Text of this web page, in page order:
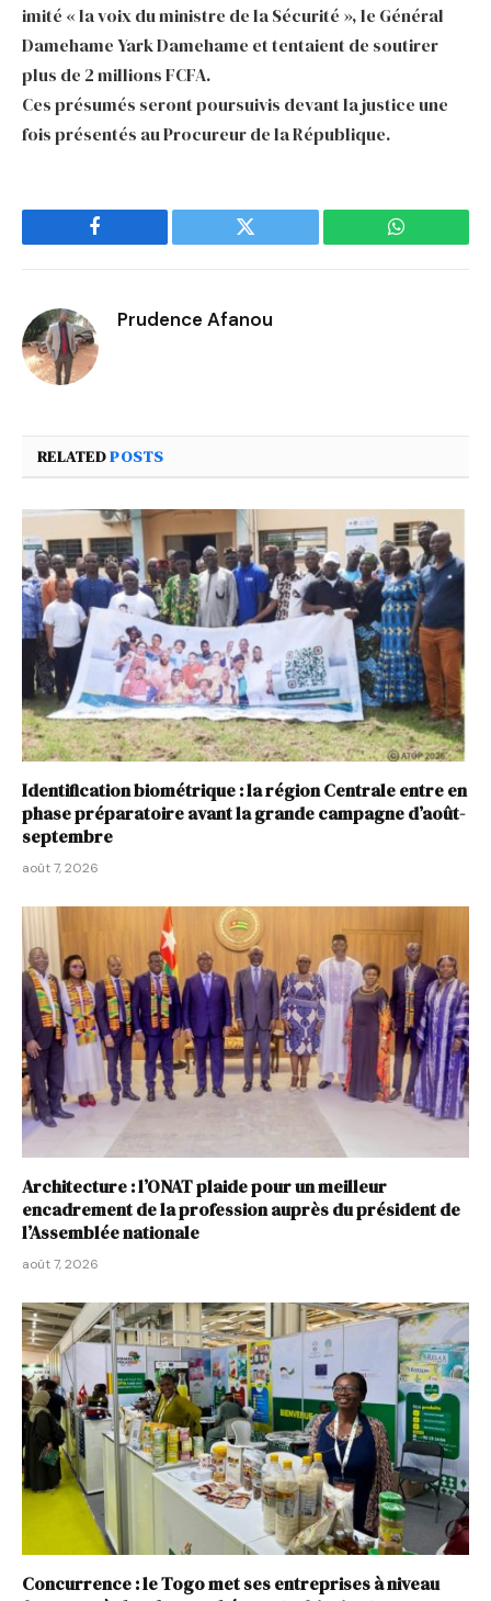
imité « la voix du ministre de la Sécurité », le Général
Damehame Yark Damehame et tentaient de soutirer
plus de 2 millions FCFA.
Ces présumés seront poursuivis devant la justice une
fois présentés au Procureur de la République.
Facebook Twitter WhatsApp
Prudence Afanou
RELATEDPOSTS
Identification biométrique : la région Centrale entre en
phase préparatoire avant la grande campagne d’août-
septembre
août 7, 2026
Architecture : l’ONAT plaide pour un meilleur
encadrement de la profession auprès du président de
l’Assemblée nationale
août 7, 2026
Concurrence : le Togo met ses entreprises à niveau